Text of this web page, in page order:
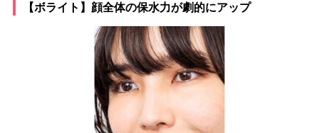
【ボライト】顔全体の保水力が劇的にアップ